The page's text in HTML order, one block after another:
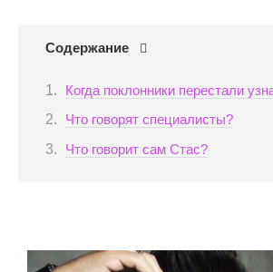
Содержание
Когда поклонники перестали
Что говорят специалисты?
Что говорит сам Стас?